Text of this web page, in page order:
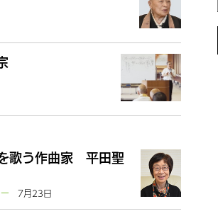
歌う作曲家 平田聖
7月23日